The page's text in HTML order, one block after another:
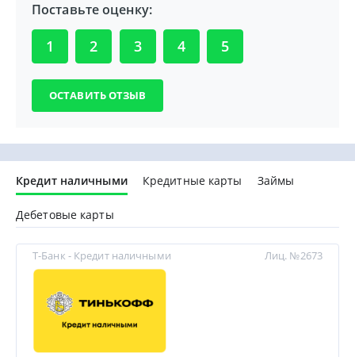
Поставьте оценку:
1 2 3 4 5
Кредит наличными Кредитные карты Займы
Дебетовые карты
Т-Банк - Кредит наличными Лиц. №2673